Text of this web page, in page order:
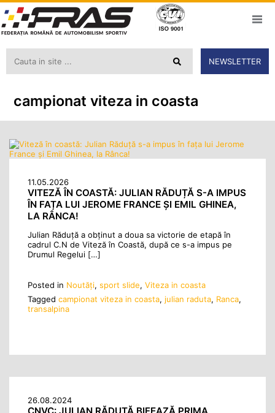
NEWSLETTER
campionat viteza in coasta
11.05.2026
VITEZĂ ÎN COASTĂ: JULIAN RĂDUȚĂ S-A IMPUS
ÎN FAȚA LUI JEROME FRANCE ȘI EMIL GHINEA,
LA RÂNCA!
Julian Răduță a obținut a doua sa victorie de etapă în
cadrul C.N de Viteză în Coastă, după ce s-a impus pe
Drumul Regelui […]
Posted in Noutăţi, sport slide, Viteza in coasta
Tagged campionat viteza in coasta, julian raduta, Ranca,
transalpina
26.08.2024